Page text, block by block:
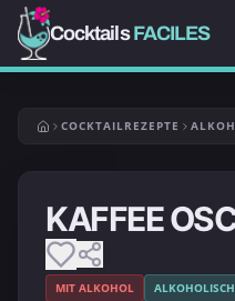
CocktailsFACILES
COCKTAILREZEPTE
KAFFEE
MIT ALKOHOL ALKOHOLISCH